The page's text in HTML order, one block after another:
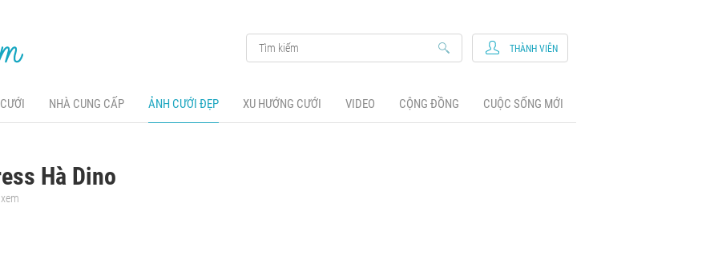
NHÀ CUNG CẤP ẢNH CƯỚI ĐẸP XU HƯỚNG CƯỚI VIDEO CỘNG ĐỒNG CUỘC SỐNG MỚI
THÀNH VIÊN
Hà Dino